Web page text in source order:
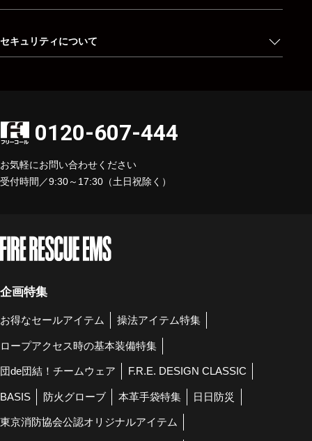
セキュリティについて
0120-607-444
お気軽にお問い合わせください
受付時間／9:30～17:30（土日祝除く）
企画特集
お得なセールアイテム 操法アイテム特集
ロープアクセス時の基本装備特集
団de団結！チームウェア F.R.E. DESIGN CLASSIC
BASIS 防火グローブ 本革手袋特集 日日防災
東京消防協会公認オリジナルアイテム